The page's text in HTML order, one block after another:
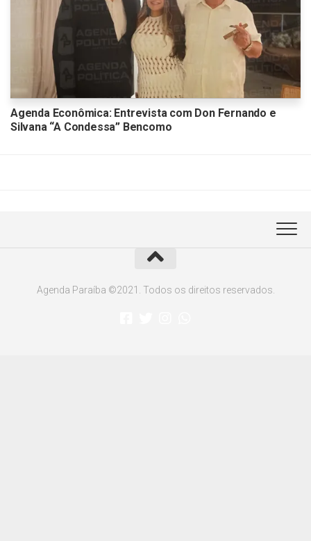
Agenda Econômica: Entrevista com Don Fernando e
Silvana “A Condessa” Bencomo
Agenda Paraíba ©2021. Todos os direitos reservados.